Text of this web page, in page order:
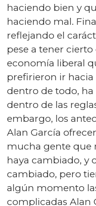
haciendo bien y
haciendo mal.
reflejando el
pese a tener
economía liberal
prefirieron ir
dentro de todo,
dentro de las
embargo, los
Alan García
mucha gente que
haya cambiado, y
cambiado, pero
algún momento
complicadas Alan